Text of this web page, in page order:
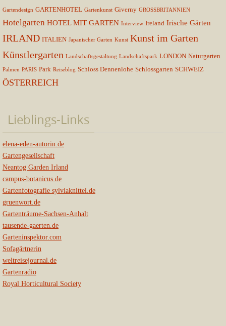
Gartendesign GARTENHOTEL Gartenkunst Giverny GROSSBRITANNIEN
Hotelgarten HOTEL MIT GARTEN Interview Ireland Irische Gärten
IRLAND ITALIEN Japanischer Garten Kunst Kunst im Garten
Künstlergarten Landschaftsgestaltung Landschaftspark LONDON Naturgarten
Palmen PARIS Park Reiseblog Schloss Dennenlohe Schlossgarten SCHWEIZ
ÖSTERREICH
Lieblings-Links
elena-eden-autorin.de
Gartengesellschaft
Neantog Garden Irland
campus-botanicus.de
Gartenfotografie sylviaknittel.de
gruenwort.de
Gartenträume-Sachsen-Anhalt
tausende-gaerten.de
Garteninspektor.com
Sofagärtnerin
weltreisejournal.de
Gartenradio
Royal Horticultural Society